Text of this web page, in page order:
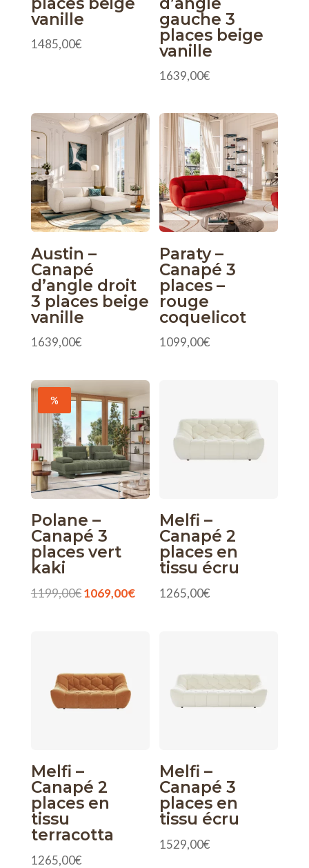
vanille
1485,00€
gauche 3
places beige
vanille
1639,00€
Austin –
Canapé
d’angle droit
3 places beige
vanille
1639,00€
Paraty –
Canapé 3
places –
rouge
coquelicot
1099,00€
%
Polane –
Canapé 3
places vert
kaki
1199,00€ Le
1069,00€Le
Melfi –
Canapé 2
places en
tissu écru
1265,00€
Melfi –
Canapé 2
places en
tissu
terracotta
1265,00€
Melfi –
Canapé 3
places en
tissu écru
1529,00€